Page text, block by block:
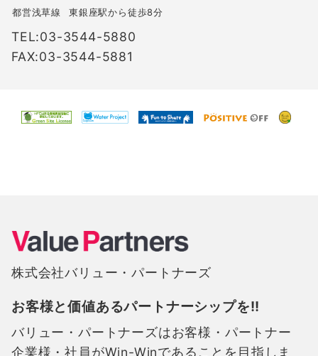
都営浅草線
東銀座駅から徒歩8分
TEL:03-3544-5880
FAX:03-3544-5881
株式会社バリュー・パートナーズ
お客様と価値あるパートナーシップを!!
バリュー・パートナーズはお客様・パートナー
企業様・社員がWin-Winであることを目指しま